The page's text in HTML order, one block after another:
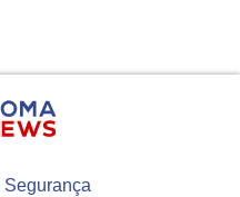
Segurança